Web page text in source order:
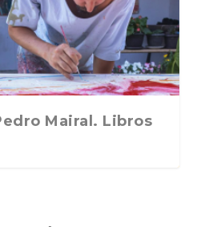
Mairal. Libros